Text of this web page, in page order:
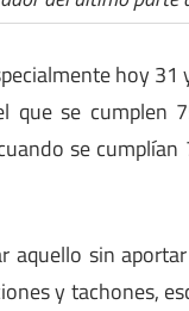
hoy
que se cumplen
se
aquello sin
y tachones,